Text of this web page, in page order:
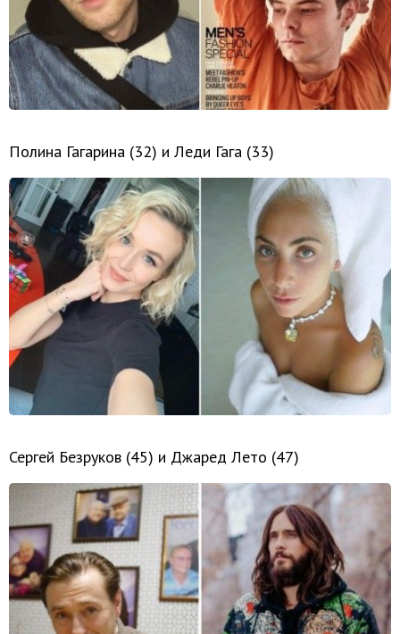
Полина Гагарина (32) и Леди Гага (33)
Сергей Безруков (45) и Джаред Лето (47)